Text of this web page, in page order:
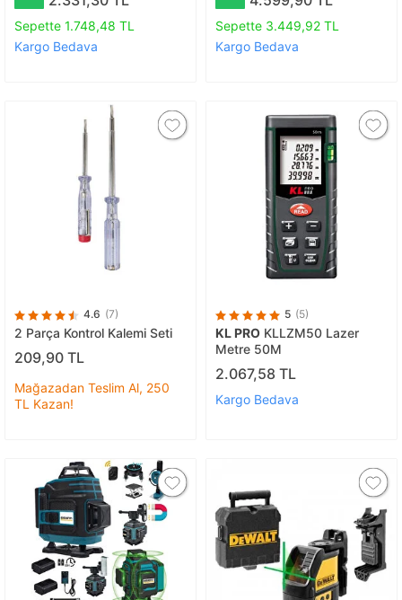
Sepette 1.748,48 TL
Kargo Bedava
Ayak 40 Mt Menzil Yeşil
Çizgi
Sepette 3.449,92 TL
Kargo Bedava
4.6 (7)
2 Parça Kontrol Kalemi Seti
209,90 TL
Mağazadan Teslim Al, 250
TL Kazan!
5 (5)
KL PRO KLLZM50 Lazer
Metre 50M
2.067,58 TL
Kargo Bedava